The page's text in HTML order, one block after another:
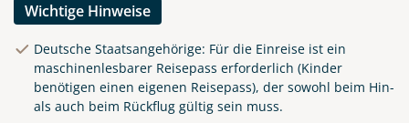
Wichtige Hinweise
Deutsche Staatsangehörige: Für die Einreise ist ein
maschinenlesbarer Reisepass erforderlich (Kinder
benötigen einen eigenen Reisepass), der sowohl beim Hin-
als auch beim Rückflug gültig sein muss.